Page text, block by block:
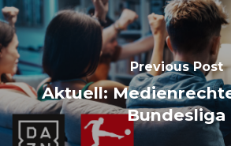
Previous Post
Aktuell:
Bundesliga